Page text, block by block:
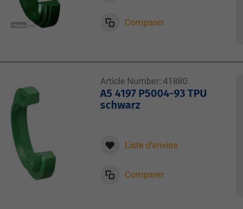
Comparer
Article Number: 41880
A5 4197 P5004-93 TPU
schwarz
Liste d’envies
Comparer